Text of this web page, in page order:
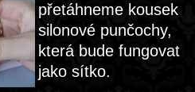
přetáhneme kousek
silonové punčochy,
která bude fungovat
jako sítko.